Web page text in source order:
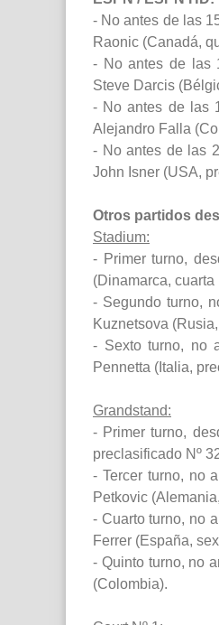
- No antes de las
Raonic (Canadá,
- No antes de las
Steve Darcis
- No antes de las
Alejandro Falla
- No antes de las
John Isner (USA,
Otros partidos
Stadium:
- Primer turno,
(Dinamarca,
- Segundo turno,
Kuznetsova
- Sexto turno, no
Pennetta (Italia,
Grandstand:
- Primer turno,
preclasificado Nº
- Tercer turno, no
Petkovic
- Cuarto turno, no
Ferrer (España,
- Quinto turno, no
(Colombia).